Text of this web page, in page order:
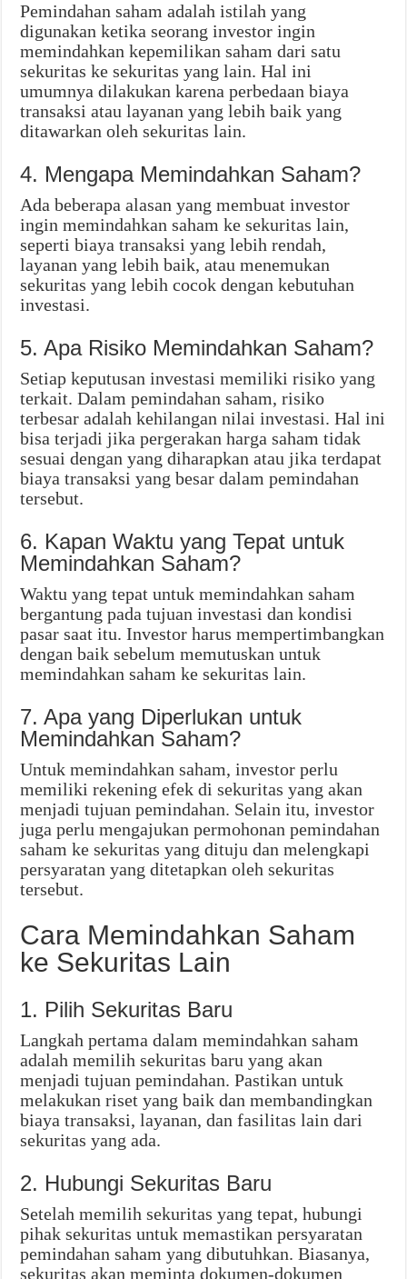
Pemindahan saham adalah istilah yang
digunakan ketika seorang investor ingin
memindahkan kepemilikan saham dari satu
sekuritas ke sekuritas yang lain. Hal ini
umumnya dilakukan karena perbedaan biaya
transaksi atau layanan yang lebih baik yang
ditawarkan oleh sekuritas lain.
4. Mengapa Memindahkan Saham?
Ada beberapa alasan yang membuat investor
ingin memindahkan saham ke sekuritas lain,
seperti biaya transaksi yang lebih rendah,
layanan yang lebih baik, atau menemukan
sekuritas yang lebih cocok dengan kebutuhan
investasi.
5. Apa Risiko Memindahkan Saham?
Setiap keputusan investasi memiliki risiko yang
terkait. Dalam pemindahan saham, risiko
terbesar adalah kehilangan nilai investasi. Hal ini
bisa terjadi jika pergerakan harga saham tidak
sesuai dengan yang diharapkan atau jika terdapat
biaya transaksi yang besar dalam pemindahan
tersebut.
6. Kapan Waktu yang Tepat untuk
Memindahkan Saham?
Waktu yang tepat untuk memindahkan saham
bergantung pada tujuan investasi dan kondisi
pasar saat itu. Investor harus mempertimbangkan
dengan baik sebelum memutuskan untuk
memindahkan saham ke sekuritas lain.
7. Apa yang Diperlukan untuk
Memindahkan Saham?
Untuk memindahkan saham, investor perlu
memiliki rekening efek di sekuritas yang akan
menjadi tujuan pemindahan. Selain itu, investor
juga perlu mengajukan permohonan pemindahan
saham ke sekuritas yang dituju dan melengkapi
persyaratan yang ditetapkan oleh sekuritas
tersebut.
Cara Memindahkan Saham
ke Sekuritas Lain
1. Pilih Sekuritas Baru
Langkah pertama dalam memindahkan saham
adalah memilih sekuritas baru yang akan
menjadi tujuan pemindahan. Pastikan untuk
melakukan riset yang baik dan membandingkan
biaya transaksi, layanan, dan fasilitas lain dari
sekuritas yang ada.
2. Hubungi Sekuritas Baru
Setelah memilih sekuritas yang tepat, hubungi
pihak sekuritas untuk memastikan persyaratan
pemindahan saham yang dibutuhkan. Biasanya,
sekuritas akan meminta dokumen-dokumen